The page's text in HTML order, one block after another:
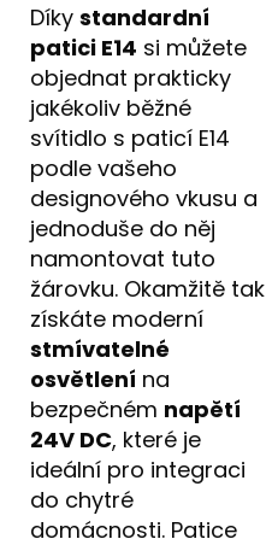
Díky standardní
patici E14 si můžete
objednat prakticky
jakékoliv běžné
svítidlo s paticí E14
podle vašeho
designového vkusu a
jednoduše do něj
namontovat tuto
žárovku. Okamžitě tak
získáte moderní
stmívatelné
osvětlení na
bezpečném napětí
24V DC, které je
ideální pro integraci
do chytré
domácnosti. Patice